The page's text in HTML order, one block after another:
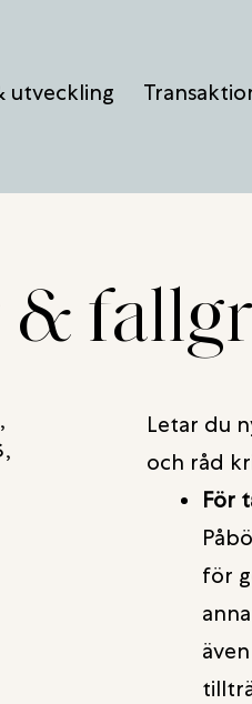
utveckling
Letar du
och råd
För
för